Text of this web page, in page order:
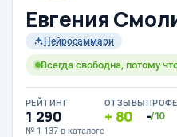
Евгения
Нейросаммари
Всегда свободна, потому
РЕЙТИНГ
1 290
№ 1 137 в каталоге
ОТЗЫВЫ
80 -/10